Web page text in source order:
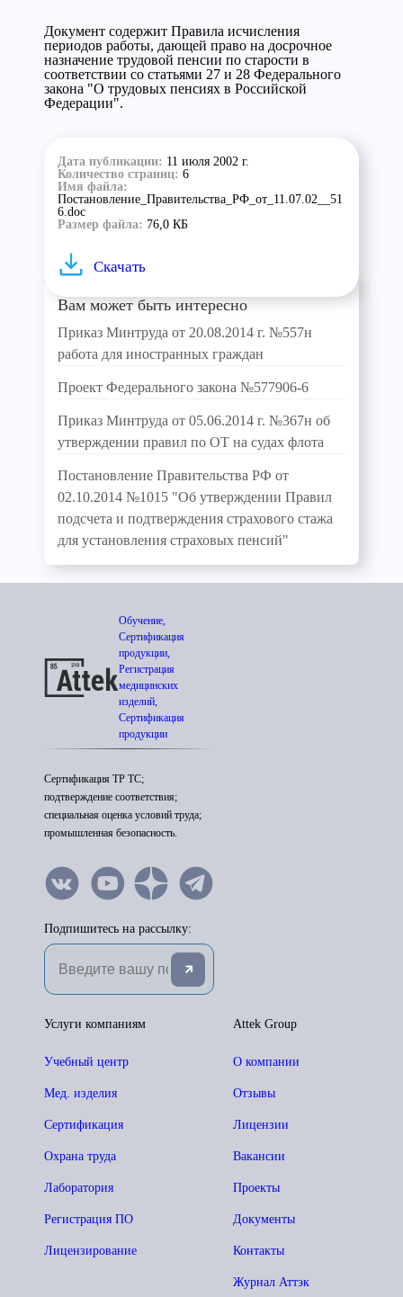
Документ содержит Правила исчисления
периодов работы, дающей право на досрочное
назначение трудовой пенсии по старости в
соответствии со статьями 27 и 28 Федерального
закона "О трудовых пенсиях в Российской
Федерации".
Дата публикации: 11 июля 2002 г.
Количество страниц: 6
Имя файла:
Постановление_Правительства_РФ_от_11.07.02__51
6.doc
Размер файла: 76,0 КБ
Скачать
Вам может быть интересно
Приказ Минтруда от 20.08.2014 г. №557н
работа для иностранных граждан
Проект Федерального закона №577906-6
Приказ Минтруда от 05.06.2014 г. №367н об
утверждении правил по ОТ на судах флота
Постановление Правительства РФ от
02.10.2014 №1015 "Об утверждении Правил
подсчета и подтверждения страхового стажа
для установления страховых пенсий"
Обучение,
Сертификация
продукции,
Регистрация
медицинских
изделий,
Сертификация
продукции
Сертификация ТР ТС;
подтверждение соответствия;
специальная оценка условий труда;
промышленная безопасность.
Подпишитесь на рассылку:
Attek Group
О компании
Отзывы
Лицензии
Вакансии
Проекты
Документы
Контакты
Журнал Аттэк
Услуги компаниям
Учебный центр
Мед. изделия
Сертификация
Охрана труда
Лаборатория
Регистрация ПО
Лицензирование